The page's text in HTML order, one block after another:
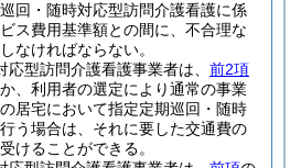
回・随時対応型訪問介護看護に係
ス費用基準額との間に、不合理な
なければならない。
型訪問介護看護事業者は、 前2項
、利用者の選定により通常の事業
居宅において指定定期巡回・随時
う場合は、それに要した交通費の
けることができる。